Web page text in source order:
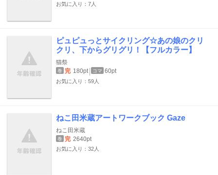
お気に入り：7人
ピュピュっとサイクリング☆あの娘のクリ
クリ、下からグリグリ！【フルカラー】
猫祭
巻 完 180pt コマ 60pt
お気に入り：59人
ねこ田米蔵アートワークブック Gaze
ねこ田米蔵
巻 完 2640pt
お気に入り：32人